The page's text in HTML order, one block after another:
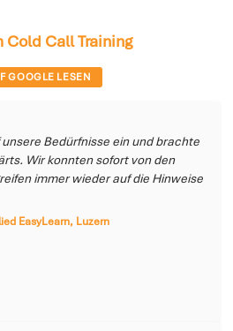
Call Training
GOOGLE LESEN
unsere Bedürfnisse ein und brachte
Wir konnten sofort von den
immer wieder auf die Hinweise
EasyLearn, Luzern